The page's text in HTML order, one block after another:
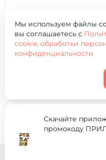
Адреса
г. Северск, пр.
г. Томск, ул.
Томская обл., мкр.
г. Томск, мкр. Южные
Мы используем файлы
вы соглашаетесь с
cookie, обработки
конфиденциальности
Скачайте
промокоду